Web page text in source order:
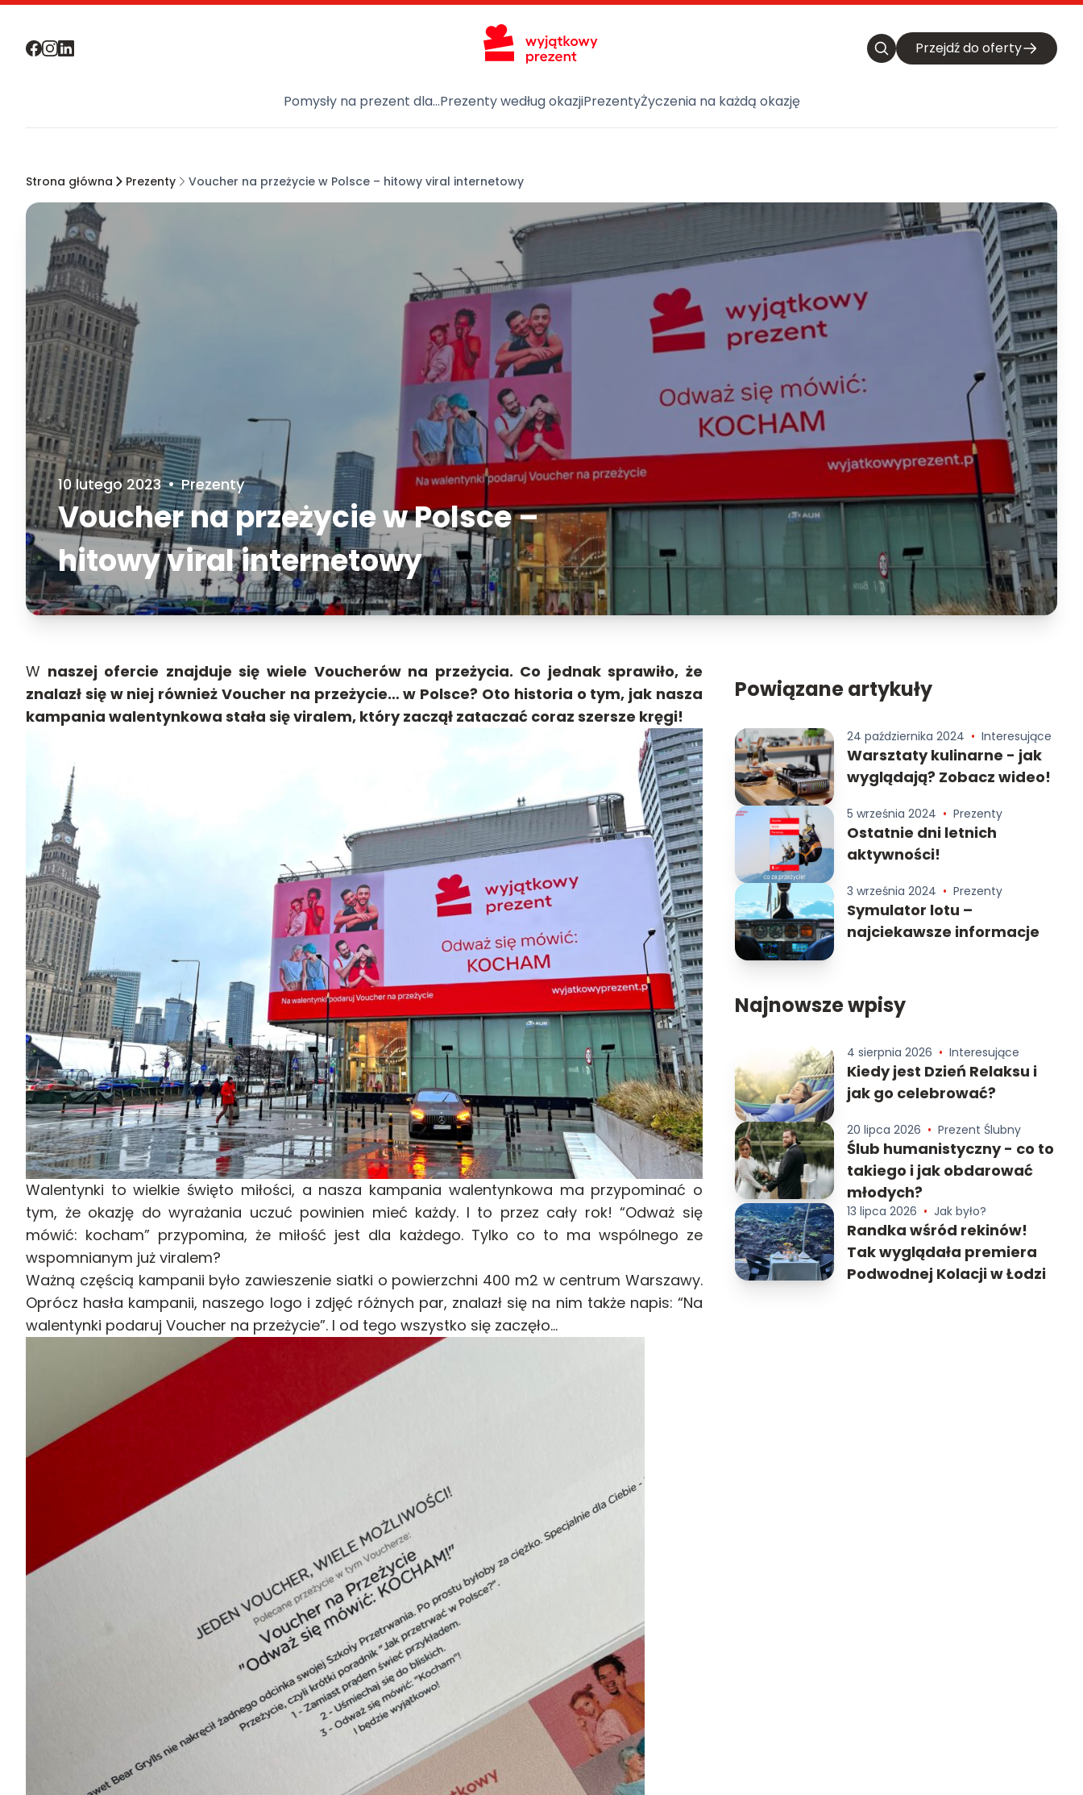
Przejdź do oferty
Pomysły na prezent dla…Prezenty według okazjiPrezentyŻyczenia na każdą okazję
Strona główna Prezenty Voucher na przeżycie w Polsce – hitowy viral internetowy
10 lutego 2023 • Prezenty
Voucher na przeżycie w Polsce –
hitowy viral internetowy
W naszej ofercie znajduje się wiele Voucherów na przeżycia. Co jednak sprawiło, że
znalazł się w niej również Voucher na przeżycie… w Polsce? Oto historia o tym, jak nasza
kampania walentynkowa stała się viralem, który zaczął zataczać coraz szersze kręgi!
Walentynki to wielkie święto miłości, a nasza kampania walentynkowa ma przypominać o
tym, że okazję do wyrażania uczuć powinien mieć każdy. I to przez cały rok! “Odważ się
mówić: kocham” przypomina, że miłość jest dla każdego. Tylko co to ma wspólnego ze
wspomnianym już viralem?
Ważną częścią kampanii było zawieszenie siatki o powierzchni 400 m2 w centrum Warszawy.
Oprócz hasła kampanii, naszego logo i zdjęć różnych par, znalazł się na nim także napis: “Na
walentynki podaruj Voucher na przeżycie”. I od tego wszystko się zaczęło…
Powiązane artykuły
24 października 2024 • Interesujące
Warsztaty kulinarne - jak
wyglądają? Zobacz wideo!
5 września 2024 • Prezenty
Ostatnie dni letnich
aktywności!
3 września 2024 • Prezenty
Symulator lotu –
najciekawsze informacje
Najnowsze wpisy
4 sierpnia 2026 • Interesujące
Kiedy jest Dzień Relaksu i
jak go celebrować?
20 lipca 2026 • Prezent Ślubny
Ślub humanistyczny - co to
takiego i jak obdarować
młodych?
13 lipca 2026 • Jak było?
Randka wśród rekinów!
Tak wyglądała premiera
Podwodnej Kolacji w Łodzi